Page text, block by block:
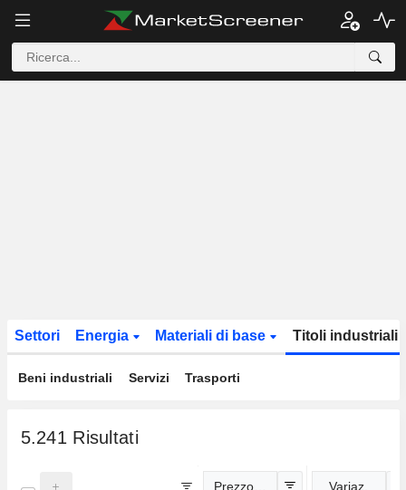
Settori Energia Materiali di base Titoli industriali
Beni industriali Servizi Trasporti
5.241 Risultati
Prezzo indicativo Variaz.